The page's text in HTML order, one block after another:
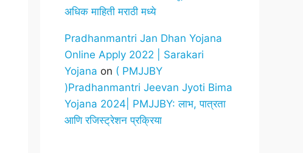
अधिक माहिती मराठी मध्ये
Pradhanmantri Jan Dhan Yojana
Online Apply 2022 | Sarakari
Yojana on ( PMJJBY
)Pradhanmantri Jeevan Jyoti Bima
Yojana 2024| PMJJBY: लाभ, पात्रता
आणि रजिस्ट्रेशन प्रक्रिया